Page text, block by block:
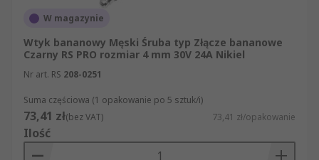
W magazynie
Wtyk bananowy Męski Śruba typ Złącze bananowe
Czarny RS PRO rozmiar 4 mm 30V 24A Nikiel
Nr art. RS 208-0251
Suma częściowa (1 opakowanie po 5 sztuk/i)
73,41 zł(bez VAT) 73,41 zł/opakowanie
Ilość